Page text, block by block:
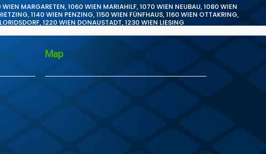
MARGARETEN,1060 WIEN MARIAHILF,1070 WIEN NEUBAU,1080 WIEN
,1140 WIEN PENZING,1150 WIEN FÜNFHAUS,1160 WIEN OTTAKRING,
,1220 WIEN DONAUSTADT,1230 WIEN LIESING
Map